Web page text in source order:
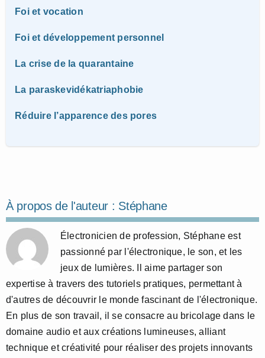
Foi et vocation
Foi et développement personnel
La crise de la quarantaine
La paraskevidékatriaphobie
Réduire l’apparence des pores
À propos de l'auteur : Stéphane
Électronicien de profession, Stéphane est
passionné par l'électronique, le son, et les
jeux de lumières. Il aime partager son
expertise à travers des tutoriels pratiques, permettant à
d'autres de découvrir le monde fascinant de l'électronique.
En plus de son travail, il se consacre au bricolage dans le
domaine audio et aux créations lumineuses, alliant
technique et créativité pour réaliser des projets innovants